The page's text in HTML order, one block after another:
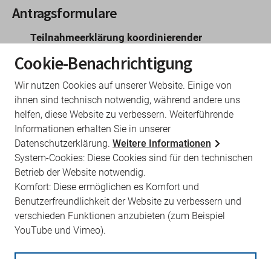
Antragsformulare
Teilnahmeerklärung koordinierender
Brustkrebs
Leitfaden
DMP Leitfaden für Ärztinnen, Ärzte und
Praxisteams
Rechtsgrundlage
Vertrag: 1.11. Strukturiertes Behandlungsprogramm
Brustkrebs
Cookie-Benachrichtigung
Wir nutzen Cookies auf unserer Website. Einige von
ihnen sind technisch notwendig, während andere uns
helfen, diese Website zu verbessern. Weiterführende
Informationen erhalten Sie in unserer
Datenschutzerklärung. Weitere Informationen
System-Cookies: Diese Cookies sind für den technischen
Betrieb der Website notwendig.
Komfort: Diese ermöglichen es Komfort und
Benutzerfreundlichkeit der Website zu verbessern und
verschieden Funktionen anzubieten (zum Beispiel
YouTube und Vimeo).